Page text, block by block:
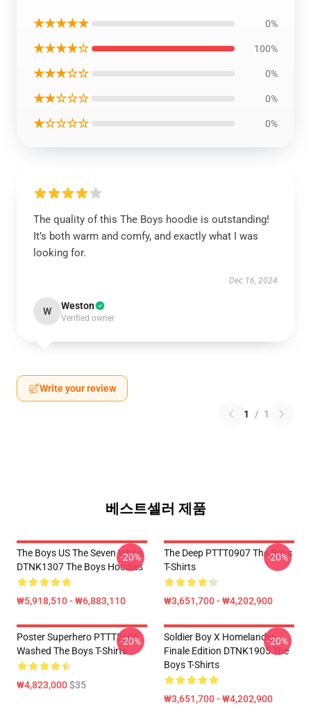
★★★★★ 0%
★★★★☆ 100%
★★★☆☆ 0%
★★☆☆☆ 0%
★☆☆☆☆ 0%
The quality of this The Boys hoodie is outstanding!
It’s both warm and comfy, and exactly what I was
looking for.
Dec 16, 2024
W Weston
Verified owner
Write your review
1 / 1
베스트셀러 제품
The Boys US The Seven White
DTNK1307 The Boys Hoodies
₩5,918,510 - ₩6,883,110
-20%
The Deep PTTT0907 The Boys
T-Shirts
₩3,651,700 - ₩4,202,900
-20%
Poster Superhero PTTT2606
Washed The Boys T-Shirts
₩4,823,000$35
-20%
Soldier Boy X Homelander
Finale Edition DTNK1905 The
Boys T-Shirts
₩3,651,700 - ₩4,202,900
-20%